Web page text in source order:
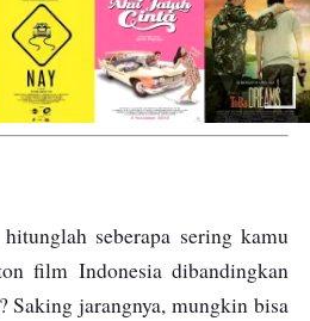
seberapa sering kamu
film Indonesia dibandingkan
Saking jarangnya, mungkin bisa